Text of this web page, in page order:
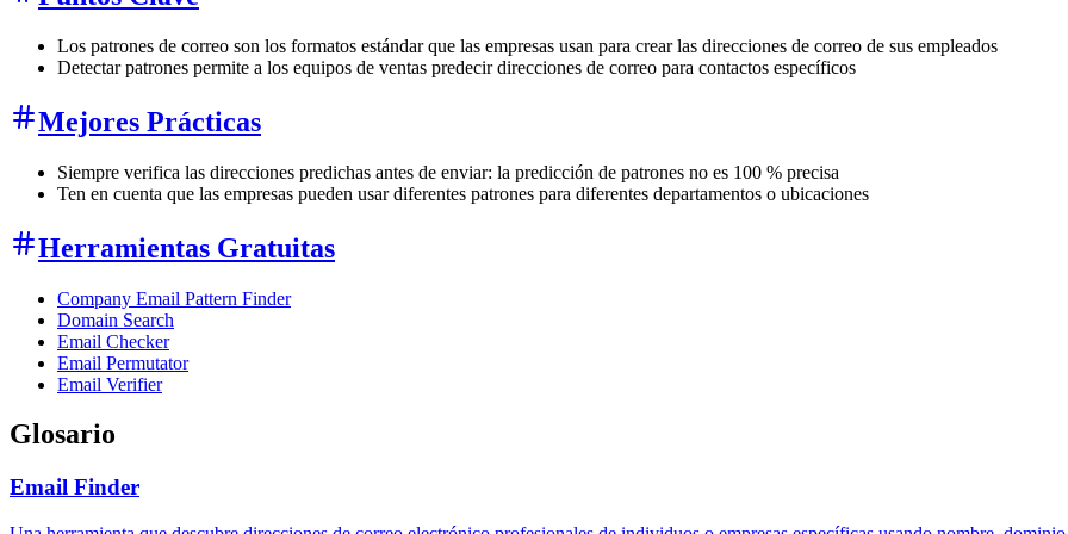
Los patrones de correo son los formatos estándar que las empresas usan para crear las direcciones de correo de sus empleados
Detectar patrones permite a los equipos de ventas predecir direcciones de correo para contactos específicos
Mejores Prácticas
Siempre verifica las direcciones predichas antes de enviar: la predicción de patrones no es 100 % precisa
Ten en cuenta que las empresas pueden usar diferentes patrones para diferentes departamentos o ubicaciones
Herramientas Gratuitas
Company Email Pattern Finder
Domain Search
Email Checker
Email Permutator
Email Verifier
Glosario
Email Finder